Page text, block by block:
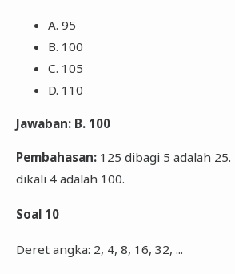
A. 95
B. 100
C. 105
D. 110
Jawaban: B. 100
Pembahasan:125 dibagi 5 adalah 25.
dikali 4 adalah 100.
Soal 10
Deret angka: 2, 4, 8, 16, 32, ...